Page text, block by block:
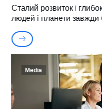
Сталий розвиток і
людей і планети завжди
Media